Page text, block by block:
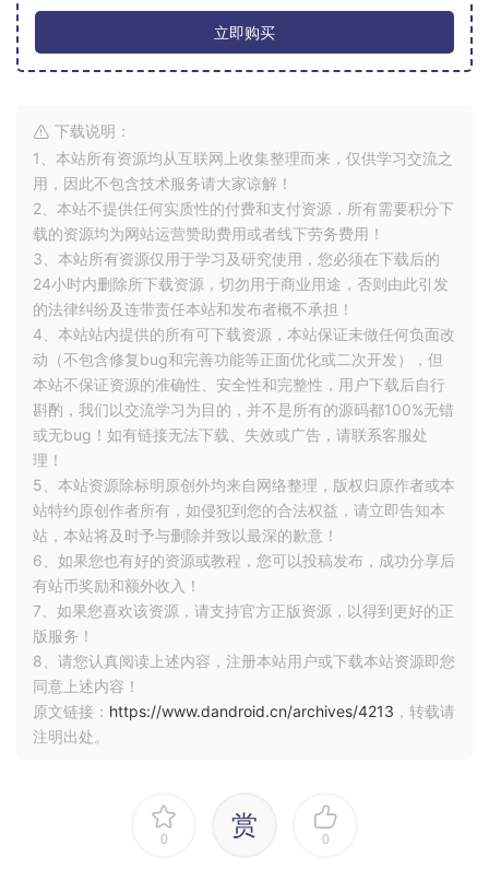
立即购买
下载说明：
1、本站所有资源均从互联网上收集整理而来，仅供学习交流之
用，因此不包含技术服务请大家谅解！
2、本站不提供任何实质性的付费和支付资源，所有需要积分下
载的资源均为网站运营赞助费用或者线下劳务费用！
3、本站所有资源仅用于学习及研究使用，您必须在下载后的
24小时内删除所下载资源，切勿用于商业用途，否则由此引发
的法律纠纷及连带责任本站和发布者概不承担！
4、本站站内提供的所有可下载资源，本站保证未做任何负面改
动（不包含修复bug和完善功能等正面优化或二次开发），但
本站不保证资源的准确性、安全性和完整性，用户下载后自行
斟酌，我们以交流学习为目的，并不是所有的源码都100%无错
或无bug！如有链接无法下载、失效或广告，请联系客服处
理！
5、本站资源除标明原创外均来自网络整理，版权归原作者或本
站特约原创作者所有，如侵犯到您的合法权益，请立即告知本
站，本站将及时予与删除并致以最深的歉意！
6、如果您也有好的资源或教程，您可以投稿发布，成功分享后
有站币奖励和额外收入！
7、如果您喜欢该资源，请支持官方正版资源，以得到更好的正
版服务！
8、请您认真阅读上述内容，注册本站用户或下载本站资源即您
同意上述内容！
原文链接： https://www.dandroid.cn/archives/4213 ，转载请
注明出处。
0 赏 0